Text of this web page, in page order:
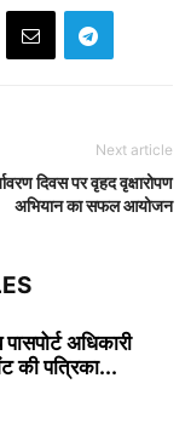
Next article
दिवस पर वृहद वृक्षारोपण
अभियान का सफल आयोजन
अधिकारी
की पत्रिका...